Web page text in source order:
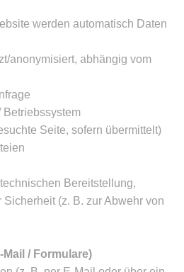
werden automatisch Daten
anonymisiert, abhängig vom
Betriebssystem
Seite, sofern übermittelt)
Bereitstellung,
(z. B. zur Abwehr von
/ Formulare)